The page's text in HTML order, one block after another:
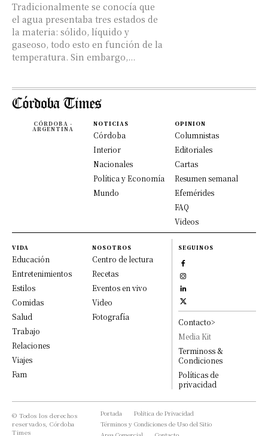
Tradicionalmente se conocía que
el agua presentaba tres estados de
la materia: sólido, líquido y
gaseoso, todo esto en función de la
temperatura. Sin embargo,...
CÓRDOBA -
ARGENTINA
NOTICIAS
Córdoba
Interior
Nacionales
Política y Economía
Mundo
OPINION
Columnistas
Editoriales
Cartas
Resumen semanal
Efemérides
FAQ
Videos
VIDA
Educación
Entretenimientos
Estilos
Comidas
Salud
Trabajo
Relaciones
Viajes
Fam
NOSOTROS
Centro de lectura
Recetas
Eventos en vivo
Video
Fotografía
SEGUINOS
Contacto>
Media Kit
Terminoss &
Condiciones
Políticas de
privacidad
© Todos los derechos
reservados, Córdoba
Times
Portada
Política de Privacidad
Términos y Condiciones de Uso del Sitio